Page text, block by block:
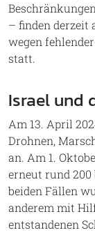
– finden derzeit
wegen
statt.
Israel und
Am 13. April
Drohnen,
an. Am 1.
erneut rund
beiden Fällen
anderem mit
entstandenen